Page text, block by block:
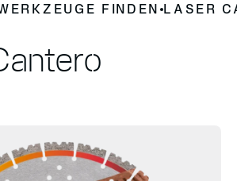
FINDEN LASER